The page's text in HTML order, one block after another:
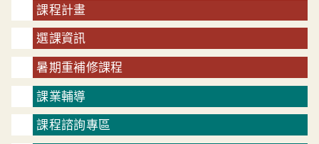
課程計畫
選課資訊
暑期重補修課程
課業輔導
課程諮詢專區